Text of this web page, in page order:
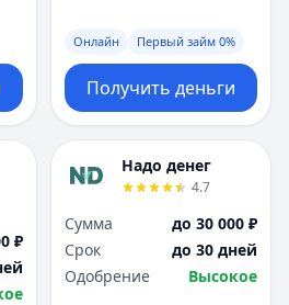
Онлайн Первый займ 0%
Получить деньги
₽
Надо денег
4.7
Сумма
до 30 000 ₽
Срок
до 30 дней
Одобрение
Высокое